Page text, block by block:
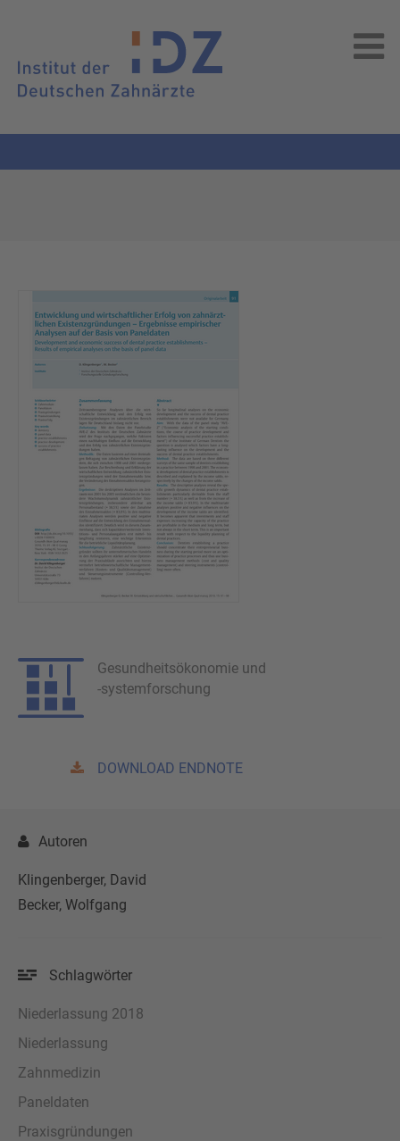
Gesundheitsökonomie und
-systemforschung
DOWNLOAD ENDNOTE
Autoren
Klingenberger, David
Becker, Wolfgang
Schlagwörter
Niederlassung 2018
Niederlassung
Zahnmedizin
Paneldaten
Praxisgründungen